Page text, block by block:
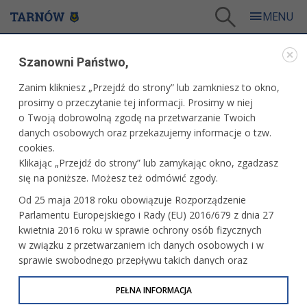
Tarnowskie Kino Plenerowe
WARTO ZOBACZYĆ
TARNOWSKIE KINO PLENEROWE
19.07.2025, 23:40 fot. Paweł Topolski
Szanowni Państwo,
Zanim klikniesz „Przejdź do strony” lub zamkniesz to okno,
prosimy o przeczytanie tej informacji. Prosimy w niej
o Twoją dobrowolną zgodę na przetwarzanie Twoich
danych osobowych oraz przekazujemy informacje o tzw.
cookies.
Klikając „Przejdź do strony” lub zamykając okno, zgadzasz
się na poniższe. Możesz też odmówić zgody.
Od 25 maja 2018 roku obowiązuje Rozporządzenie
Parlamentu Europejskiego i Rady (EU) 2016/679 z dnia 27
kwietnia 2016 roku w sprawie ochrony osób fizycznych
w związku z przetwarzaniem ich danych osobowych i w
sprawie swobodnego przepływu takich danych oraz
uchylenia dyrektywy 95/46/WE (określane jako RODO, GDPR
lub Ogólne Rozporządzenie o Ochronie Danych
PEŁNA INFORMACJA